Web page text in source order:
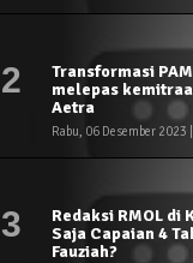
2
Transformasi
melepas
Aetra
Rabu, 06 Desember 2023
3
Redaksi RMOL di
Saja Capaian 4
Fauziah?